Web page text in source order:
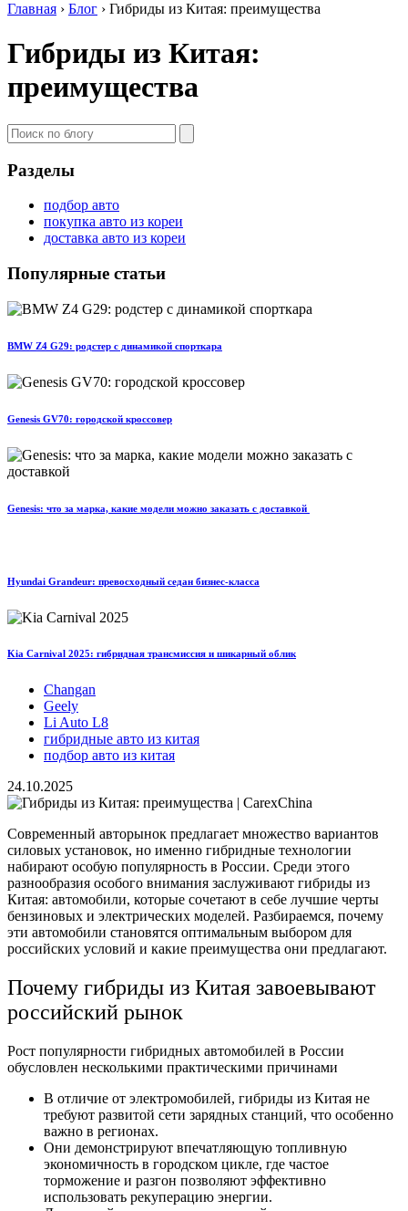
Главная › Блог › Гибриды из Китая: преимущества
Гибриды из Китая:
преимущества
Разделы
подбор авто
покупка авто из кореи
доставка авто из кореи
Популярные статьи
BMW Z4 G29: родстер с динамикой спорткара
Genesis GV70: городской кроссовер
Genesis: что за марка, какие модели можно заказать с доставкой
Hyundai Grandeur: превосходный седан бизнес-класса
Kia Carnival 2025: гибридная трансмиссия и шикарный облик
Changan
Geely
Li Auto L8
гибридные авто из китая
подбор авто из китая
24.10.2025
Современный авторынок предлагает множество вариантов
силовых установок, но именно гибридные технологии
набирают особую популярность в России. Среди этого
разнообразия особого внимания заслуживают гибриды из
Китая: автомобили, которые сочетают в себе лучшие черты
бензиновых и электрических моделей. Разбираемся, почему
эти автомобили становятся оптимальным выбором для
российских условий и какие преимущества они предлагают.
Почему гибриды из Китая завоевывают
российский рынок
Рост популярности гибридных автомобилей в России
обусловлен несколькими практическими причинами
В отличие от электромобилей, гибриды из Китая не
требуют развитой сети зарядных станций, что особенно
важно в регионах.
Они демонстрируют впечатляющую топливную
экономичность в городском цикле, где частое
торможение и разгон позволяют эффективно
использовать рекуперацию энергии.